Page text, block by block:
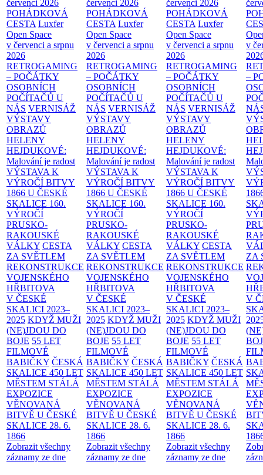
červenci 2026
POHÁDKOVÁ
CESTA Luxfer
Open Space
v červenci a srpnu
2026
RETROGAMING
– POČÁTKY
OSOBNÍCH
POČÍTAČŮ U
NÁS VERNISÁŽ
VÝSTAVY
OBRAZŮ
HELENY
HEJDUKOVÉ:
Malování je radost
VÝSTAVA K
VÝROČÍ BITVY
1866 U ČESKÉ
SKALICE 160.
VÝROČÍ
PRUSKO-
RAKOUSKÉ
VÁLKY CESTA
ZA SVĚTLEM
REKONSTRUKCE
VOJENSKÉHO
HŘBITOVA
V ČESKÉ
SKALICI 2023–
2025 KDYŽ MUŽI
(NE)JDOU DO
BOJE 55 LET
FILMOVÉ
BABIČKY ČESKÁ
SKALICE 450 LET
MĚSTEM STÁLÁ
EXPOZICE
VĚNOVANÁ
BITVĚ U ČESKÉ
SKALICE 28. 6.
1866
Zobrazit všechny
záznamy ze dne
červenci 2026
POHÁDKOVÁ
CESTA Luxfer
Open Space
v červenci a srpnu
2026
RETROGAMING
– POČÁTKY
OSOBNÍCH
POČÍTAČŮ U
NÁS VERNISÁŽ
VÝSTAVY
OBRAZŮ
HELENY
HEJDUKOVÉ:
Malování je radost
VÝSTAVA K
VÝROČÍ BITVY
1866 U ČESKÉ
SKALICE 160.
VÝROČÍ
PRUSKO-
RAKOUSKÉ
VÁLKY CESTA
ZA SVĚTLEM
REKONSTRUKCE
VOJENSKÉHO
HŘBITOVA
V ČESKÉ
SKALICI 2023–
2025 KDYŽ MUŽI
(NE)JDOU DO
BOJE 55 LET
FILMOVÉ
BABIČKY ČESKÁ
SKALICE 450 LET
MĚSTEM STÁLÁ
EXPOZICE
VĚNOVANÁ
BITVĚ U ČESKÉ
SKALICE 28. 6.
1866
Zobrazit všechny
záznamy ze dne
červenci 2026
POHÁDKOVÁ
CESTA Luxfer
Open Space
v červenci a srpnu
2026
RETROGAMING
– POČÁTKY
OSOBNÍCH
POČÍTAČŮ U
NÁS VERNISÁŽ
VÝSTAVY
OBRAZŮ
HELENY
HEJDUKOVÉ:
Malování je radost
VÝSTAVA K
VÝROČÍ BITVY
1866 U ČESKÉ
SKALICE 160.
VÝROČÍ
PRUSKO-
RAKOUSKÉ
VÁLKY CESTA
ZA SVĚTLEM
REKONSTRUKCE
VOJENSKÉHO
HŘBITOVA
V ČESKÉ
SKALICI 2023–
2025 KDYŽ MUŽI
(NE)JDOU DO
BOJE 55 LET
FILMOVÉ
BABIČKY ČESKÁ
SKALICE 450 LET
MĚSTEM STÁLÁ
EXPOZICE
VĚNOVANÁ
BITVĚ U ČESKÉ
SKALICE 28. 6.
1866
Zobrazit všechny
záznamy ze dne
v
–
ZA
V